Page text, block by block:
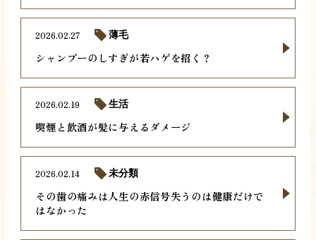
シャンプーのしすぎが若ハゲを招く？
2026.02.27 薄毛
喫煙と飲酒が髪に与えるダメージ
2026.02.19 生活
その歯の痛みは人生の赤信号失うのは健康だけで
はなかった
2026.02.14 未分類